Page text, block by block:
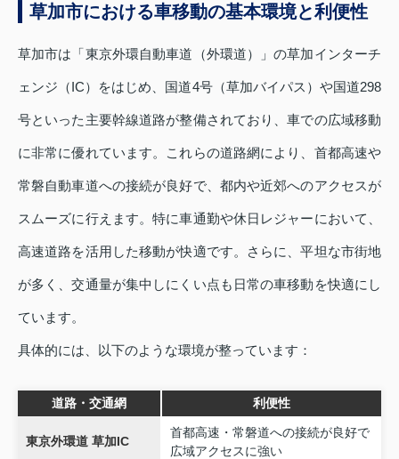
草加市における車移動の基本環境と利便性
草加市は「東京外環自動車道（外環道）」の草加インターチ
ェンジ（IC）をはじめ、国道4号（草加バイパス）や国道298
号といった主要幹線道路が整備されており、車での広域移動
に非常に優れています。これらの道路網により、首都高速や
常磐自動車道への接続が良好で、都内や近郊へのアクセスが
スムーズに行えます。特に車通勤や休日レジャーにおいて、
高速道路を活用した移動が快適です。さらに、平坦な市街地
が多く、交通量が集中しにくい点も日常の車移動を快適にし
ています。
具体的には、以下のような環境が整っています：
道路・交通網 利便性
東京外環道 草加IC
首都高速・常磐道への接続が良好で
広域アクセスに強い